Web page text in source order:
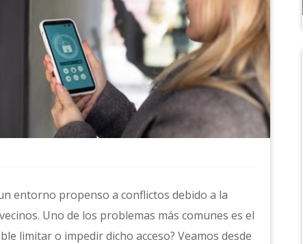
entorno propenso a conflictos debido a la
Uno de los problemas más comunes es el
limitar o impedir dicho acceso? Veamos desde